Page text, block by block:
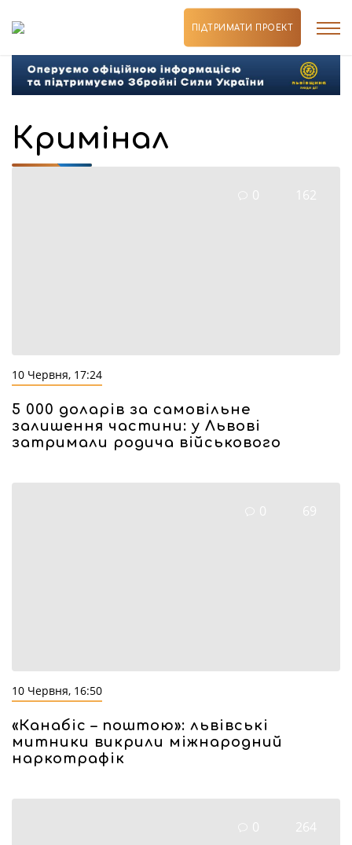
ПІДТРИМАТИ ПРОЕКТ
Кримінал
0 162
10 Червня, 17:24
5 000 доларів за самовільне
залишення частини: у Львові
затримали родича військового
0 69
10 Червня, 16:50
«Канабіс – поштою»: львівські
митники викрили міжнародний
наркотрафік
0 264